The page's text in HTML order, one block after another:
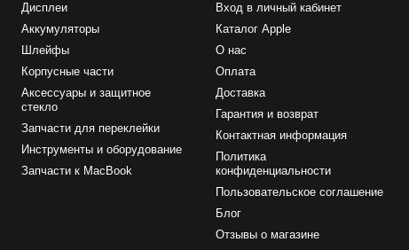
Дисплеи
Аккумуляторы
Шлейфы
Корпусные части
Аксессуары и защитное
стекло
Запчасти для переклейки
Инструменты и оборудование
Запчасти к MacBook
Вход в личный кабинет
Каталог Apple
О нас
Оплата
Доставка
Гарантия и возврат
Контактная информация
Политика
конфиденциальности
Пользовательское соглашение
Блог
Отзывы о магазине